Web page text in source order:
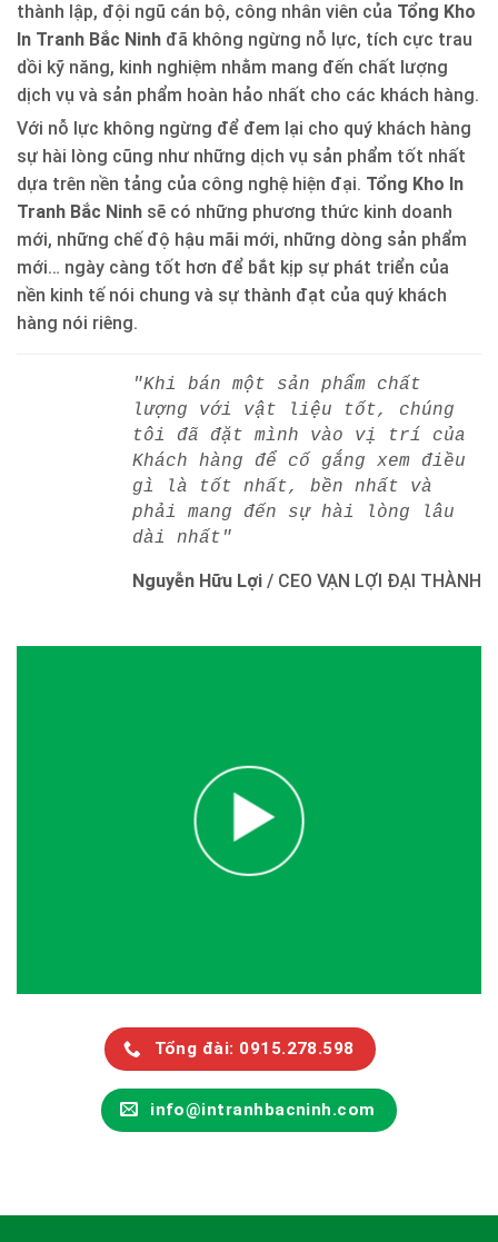
thành lập, đội ngũ cán bộ, công nhân viên của Tổng Kho
In Tranh Bắc Ninh đã không ngừng nỗ lực, tích cực trau
dồi kỹ năng, kinh nghiệm nhằm mang đến chất lượng
dịch vụ và sản phẩm hoàn hảo nhất cho các khách hàng.
Với nỗ lực không ngừng để đem lại cho quý khách hàng
sự hài lòng cũng như những dịch vụ sản phẩm tốt nhất
dựa trên nền tảng của công nghệ hiện đại. Tổng Kho In
Tranh Bắc Ninh sẽ có những phương thức kinh doanh
mới, những chế độ hậu mãi mới, những dòng sản phẩm
mới… ngày càng tốt hơn để bắt kịp sự phát triển của
nền kinh tế nói chung và sự thành đạt của quý khách
hàng nói riêng.
"Khi bán một sản phẩm chất
lượng với vật liệu tốt, chúng
tôi đã đặt mình vào vị trí của
Khách hàng để cố gắng xem điều
gì là tốt nhất, bền nhất và
phải mang đến sự hài lòng lâu
dài nhất"
Nguyễn Hữu Lợi / CEO VẠN LỢI ĐẠI THÀNH
Tổng đài: 0915.278.598
info@intranhbacninh.com